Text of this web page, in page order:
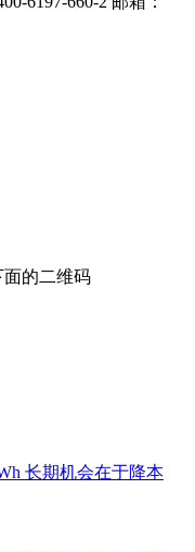
面的二维码
长期机会在于降本